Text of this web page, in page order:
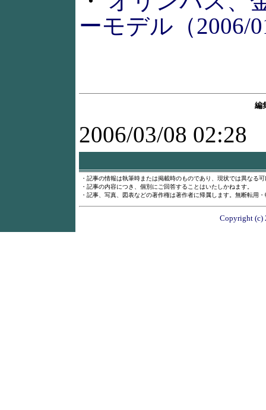
ーモデル（2006/
編
2006/03/08 02:28
・記事の情報は執筆時または掲載時のものであり、現状では異なる
・記事の内容につき、個別にご回答することはいたしかねます。
・記事、写真、図表などの著作権は著作者に帰属します。無断転用
Copyright (c)